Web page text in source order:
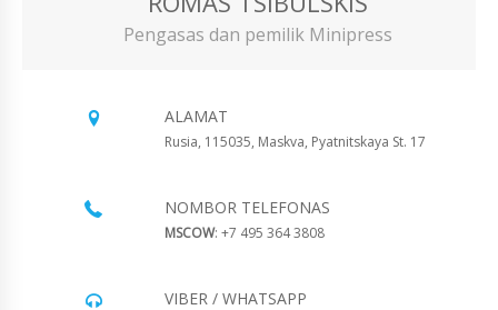
Pengasas dan pemilik Minipress
ALAMAT
Rusia, 115035, Maskva, Pyatnitskaya St. 17
NOMBOR TELEFONAS
MSCOW: +7 495 364 3808
VIBER / WHATSAPP